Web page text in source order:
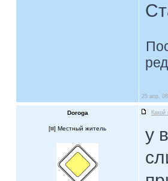
25 апр,
Doroga
[ ] Местный житель
у